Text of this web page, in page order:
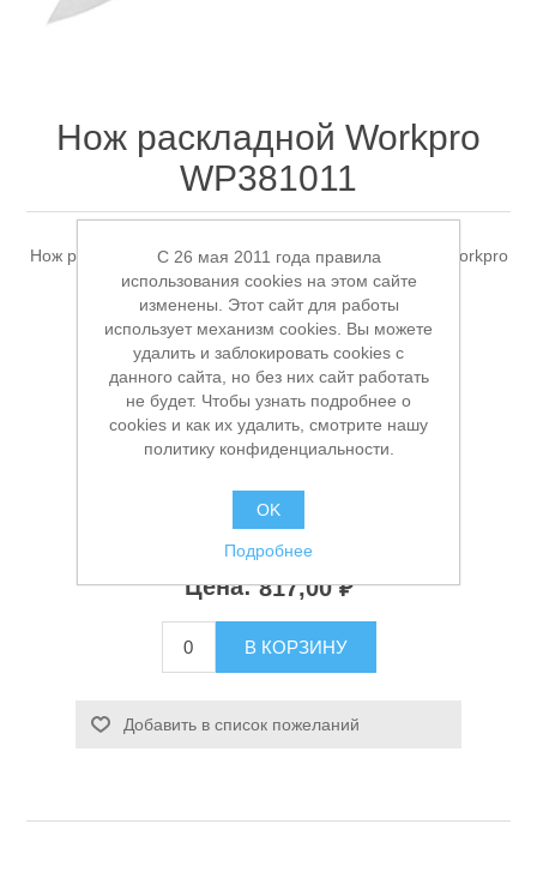
Садовая и силовая техника
Станки и оснастка
Нож раскладной Workpro
WP381011
Нож раскладной, общая длина 153мм/лезвие 67мм Workpro
WP381011
Производитель: Workpro
Доступность: В наличии
Заказной номер производителя:
Старая цена: 1 059,00 ₽
Цена: 817,00 ₽
В КОРЗИНУ
Добавить в список пожеланий
C 26 мая 2011 года правила
использования cookies на этом сайте
изменены. Этот сайт для работы
использует механизм cookies. Вы можете
удалить и заблокировать cookies с
данного сайта, но без них сайт работать
не будет. Чтобы узнать подробнее о
cookies и как их удалить, смотрите нашу
политику конфиденциальности.
OK
Подробнее